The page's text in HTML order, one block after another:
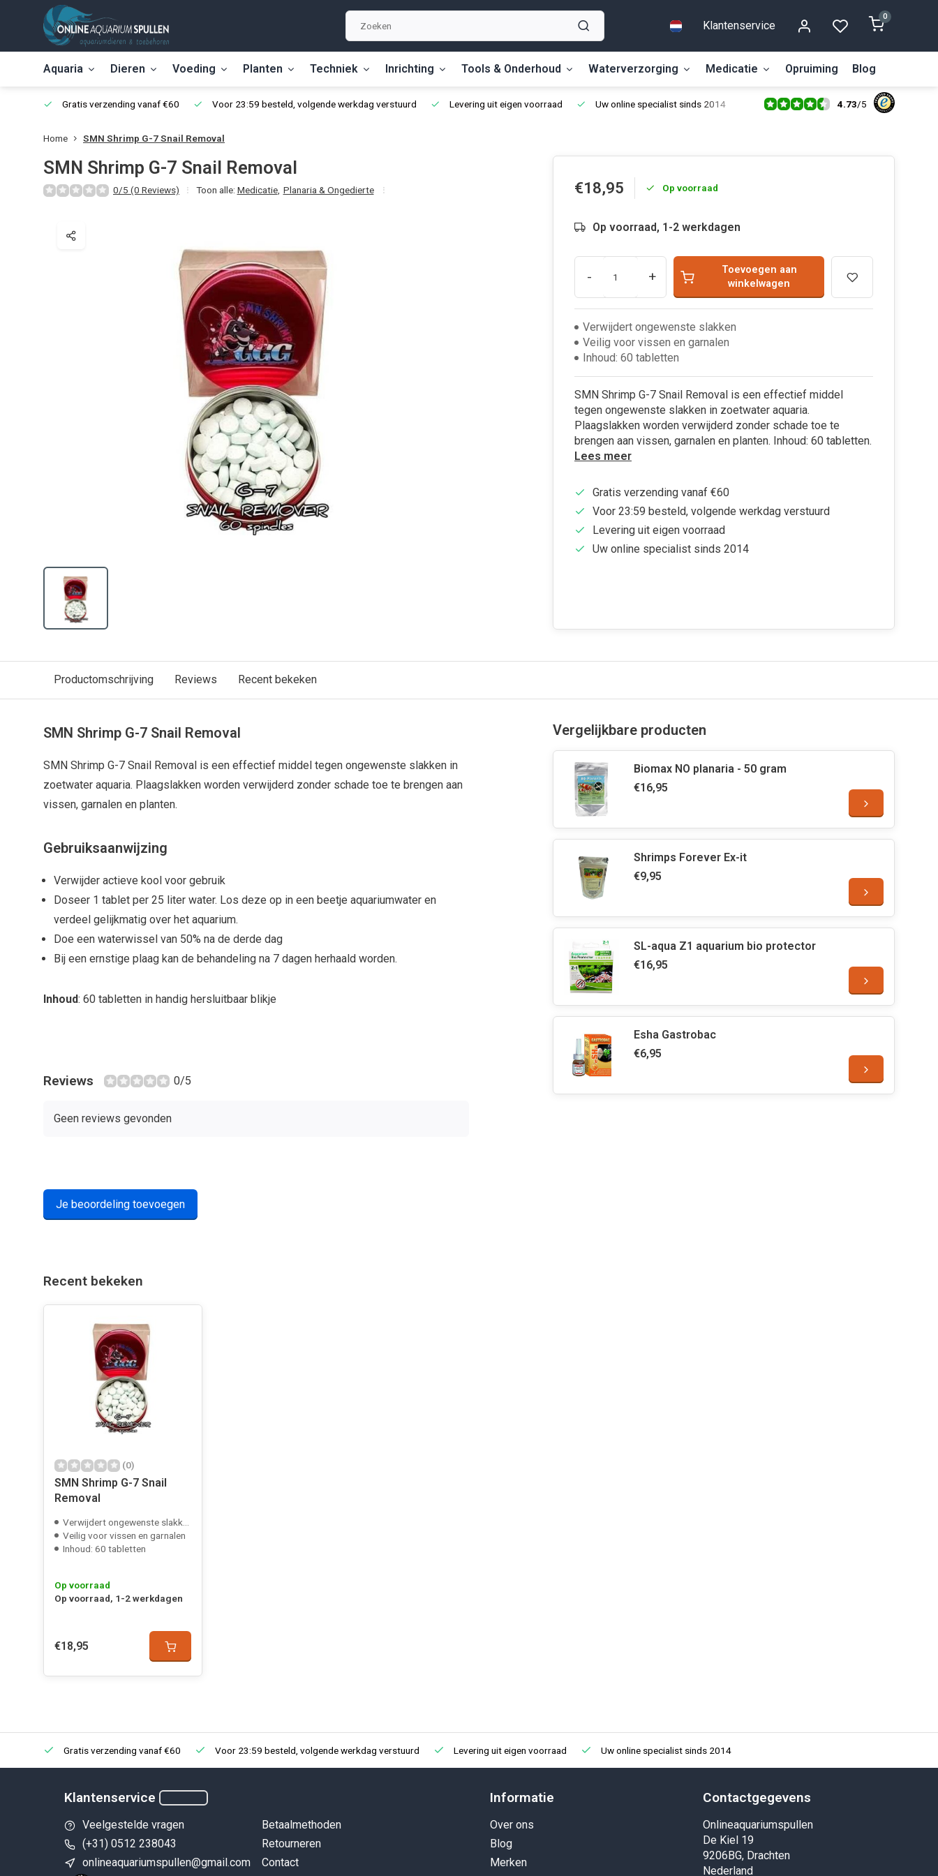
Klantenservice
0
Aquaria Dieren Voeding Planten Techniek Inrichting Tools & Onderhoud Waterverzorging Medicatie Opruiming Blog
Gratis verzending vanaf €60 Voor 23:59 besteld, volgende werkdag verstuurd Levering uit eigen voorraad Uw online specialist sinds 2014 4.73/5
Home SMN Shrimp G-7 Snail Removal
SMN Shrimp G-7 Snail Removal
0/5 (0 Reviews) Toon alle: Medicatie, Planaria & Ongedierte €18,95 Op voorraad
Op voorraad, 1-2 werkdagen
- +
Toevoegen aan
winkelwagen
Verwijdert ongewenste slakken
Veilig voor vissen en garnalen
Inhoud: 60 tabletten
SMN Shrimp G-7 Snail Removal is een effectief middel
tegen ongewenste slakken in zoetwater aquaria.
Plaagslakken worden verwijderd zonder schade toe te
brengen aan vissen, garnalen en planten. Inhoud: 60 tabletten.
Lees meer
Gratis verzending vanaf €60
Voor 23:59 besteld, volgende werkdag verstuurd
Levering uit eigen voorraad
Uw online specialist sinds 2014
Productomschrijving Reviews Recent bekeken
SMN Shrimp G-7 Snail Removal
SMN Shrimp G-7 Snail Removal is een effectief middel tegen ongewenste slakken in
zoetwater aquaria. Plaagslakken worden verwijderd zonder schade toe te brengen aan
vissen, garnalen en planten.
Gebruiksaanwijzing
Verwijder actieve kool voor gebruik
Doseer 1 tablet per 25 liter water. Los deze op in een beetje aquariumwater en
verdeel gelijkmatig over het aquarium.
Doe een waterwissel van 50% na de derde dag
Bij een ernstige plaag kan de behandeling na 7 dagen herhaald worden.
Inhoud: 60 tabletten in handig hersluitbaar blikje
Reviews 0/5
Geen reviews gevonden
Je beoordeling toevoegen
Vergelijkbare producten
Biomax NO planaria - 50 gram
€16,95
Shrimps Forever Ex-it
€9,95
SL-aqua Z1 aquarium bio protector
€16,95
Esha Gastrobac
€6,95
Recent bekeken
(0)
SMN Shrimp G-7 Snail
Removal
Verwijdert ongewenste slakken
Veilig voor vissen en garnalen
Inhoud: 60 tabletten
Op voorraad
Op voorraad, 1-2 werkdagen
€18,95
Gratis verzending vanaf €60 Voor 23:59 besteld, volgende werkdag verstuurd Levering uit eigen voorraad Uw online specialist sinds 2014
Klantenservice
Veelgestelde vragen
(+31) 0512 238043
onlineaquariumspullen@gmail.com
Betaalmethoden
Retourneren
Contact
Informatie
Over ons
Blog
Merken
Contactgegevens
Onlineaquariumspullen
De Kiel 19
9206BG, Drachten
Nederland